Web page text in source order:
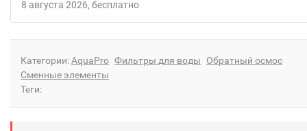
8 августа 2026
Бесплатно
Категории:AquaPro Фильтры для воды
Обратный осмос
Сменные элементы
Теги: